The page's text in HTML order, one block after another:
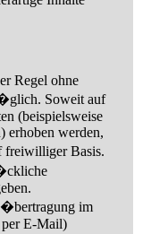
Regel ohne
Soweit auf
(beispielsweise
erhoben werden,
freiwilliger Basis.
im
E-Mail)